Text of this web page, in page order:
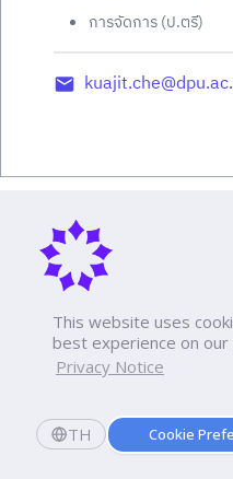
This website uses
best experience on
Privacy Notice
TH Cookie
การจัดการ (ป.ตรี)